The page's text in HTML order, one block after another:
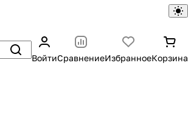
ВойтиСравнениеИзбранноеКорзина